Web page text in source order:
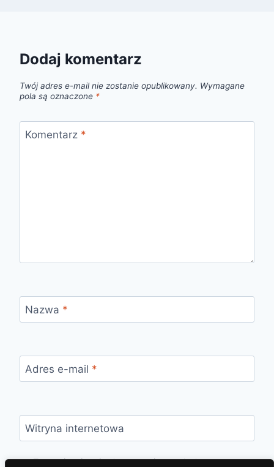
Dodaj komentarz
Twój adres e-mail nie zostanie opublikowany. Wymagane
pola są oznaczone *
Komentarz *
Nazwa *
Adres e-mail *
Witryna internetowa
Zapamiętaj moje dane w tej przeglądarce